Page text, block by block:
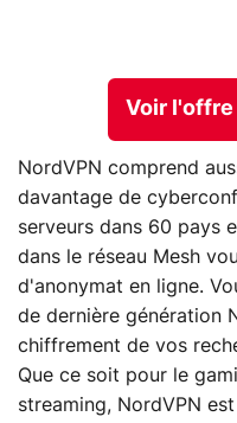
Voir l'offre
NordVPN comprend
davantage de
serveurs dans 60 pays
dans le réseau Mesh
d'anonymat en ligne.
de dernière génération
chiffrement de vos
Que ce soit pour le
streaming, NordVPN